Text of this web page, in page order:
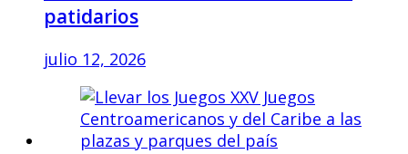
patidarios
julio 12, 2026